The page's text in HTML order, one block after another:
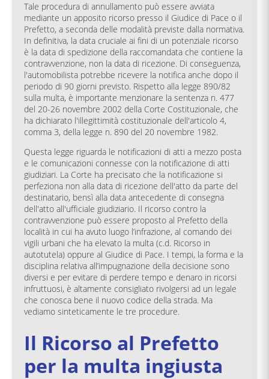
Tale procedura di annullamento può essere avviata
mediante un apposito ricorso presso il Giudice di Pace o il
Prefetto, a seconda delle modalità previste dalla normativa.
In definitiva, la data cruciale ai fini di un potenziale ricorso
è la data di spedizione della raccomandata che contiene la
contravvenzione, non la data di ricezione. Di conseguenza,
l'automobilista potrebbe ricevere la notifica anche dopo il
periodo di 90 giorni previsto. Rispetto alla legge 890/82
sulla multa, è importante menzionare la sentenza n. 477
del 20-26 novembre 2002 della Corte Costituzionale, che
ha dichiarato l'illegittimità costituzionale dell'articolo 4,
comma 3, della legge n. 890 del 20 novembre 1982.
Questa legge riguarda le notificazioni di atti a mezzo posta
e le comunicazioni connesse con la notificazione di atti
giudiziari. La Corte ha precisato che la notificazione si
perfeziona non alla data di ricezione dell'atto da parte del
destinatario, bensì alla data antecedente di consegna
dell'atto all'ufficiale giudiziario. Il ricorso contro la
contravvenzione può essere proposto al Prefetto della
località in cui ha avuto luogo l’infrazione, al comando dei
vigili urbani che ha elevato la multa (c.d. Ricorso in
autotutela) oppure al Giudice di Pace. I tempi, la forma e la
disciplina relativa all’impugnazione della decisione sono
diversi e per evitare di perdere tempo e denaro in ricorsi
infruttuosi, è altamente consigliato rivolgersi ad un legale
che conosca bene il nuovo codice della strada. Ma
vediamo sinteticamente le tre procedure.
Il Ricorso al Prefetto
per la multa ingiusta